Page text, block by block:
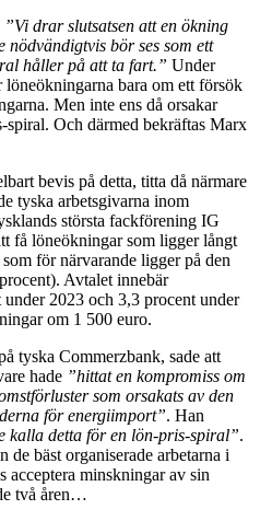
”Vi drar slutsatsen att en ökning
bör ses som ett
håller på att ta fart.” Under
bara om ett försök
Men inte ens då orsakar
Och därmed bekräftas Marx
bevis på detta, titta då närmare
tyska arbetsgivarna inom
största fackförening IG
få löneökningar som ligger långt
för närvarande ligger på den
Avtalet innebär
2023 och 3,3 procent under
om 1 500 euro.
tyska Commerzbank, sade att
hade ”hittat en kompromiss om
som orsakats av den
för energiimport”. Han
kalla detta för en lön-pris-spiral”.
de bäst organiserade arbetarna i
acceptera minskningar av sin
två åren…